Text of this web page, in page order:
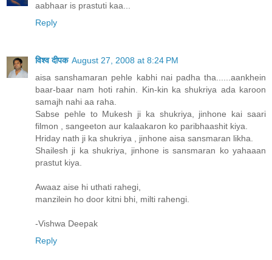
aabhaar is prastuti kaa...
Reply
विश्व दीपक August 27, 2008 at 8:24 PM
aisa sanshamaran pehle kabhi nai padha tha......aankhein
baar-baar nam hoti rahin. Kin-kin ka shukriya ada karoon
samajh nahi aa raha.
Sabse pehle to Mukesh ji ka shukriya, jinhone kai saari
filmon , sangeeton aur kalaakaron ko paribhaashit kiya.
Hriday nath ji ka shukriya , jinhone aisa sansmaran likha.
Shailesh ji ka shukriya, jinhone is sansmaran ko yahaaan
prastut kiya.
Awaaz aise hi uthati rahegi,
manzilein ho door kitni bhi, milti rahengi.
-Vishwa Deepak
Reply